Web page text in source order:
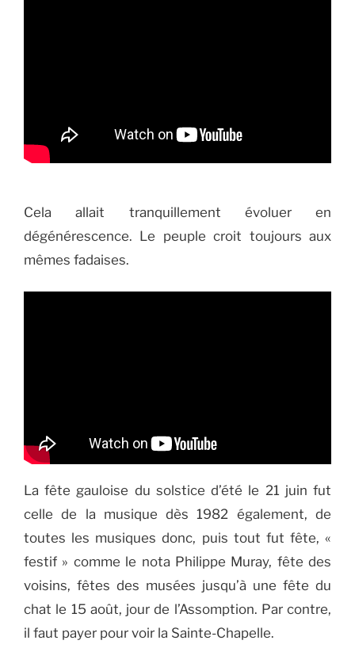
Cela allait tranquillement évoluer en
dégénérescence. Le peuple croit toujours aux
mêmes fadaises.
La fête gauloise du solstice d’été le 21 juin fut
celle de la musique dès 1982 également, de
toutes les musiques donc, puis tout fut fête, «
festif » comme le nota Philippe Muray, fête des
voisins, fêtes des musées jusqu’à une fête du
chat le 15 août, jour de l’Assomption. Par contre,
il faut payer pour voir la Sainte-Chapelle.